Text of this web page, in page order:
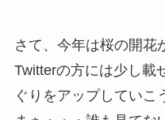
さて、今年は桜の開花
Twitterの方には少し載
ぐりをアップしていこ